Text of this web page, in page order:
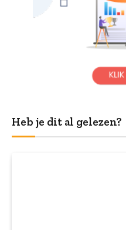
Heb je dit al gelezen?